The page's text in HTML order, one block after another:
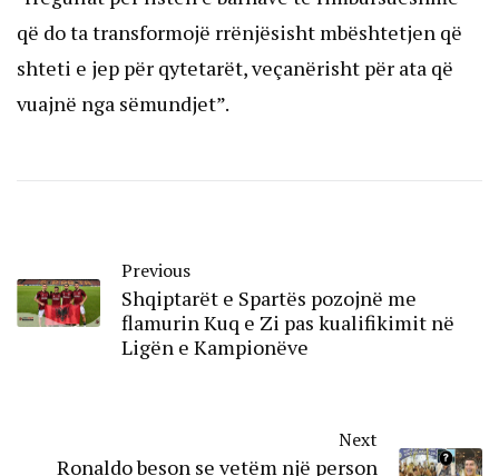
që do ta transformojë rrënjësisht mbështetjen që
shteti e jep për qytetarët, veçanërisht për ata që
vuajnë nga sëmundjet”.
Previous
Shqiptarët e Spartës pozojnë me
flamurin Kuq e Zi pas kualifikimit në
Ligën e Kampionëve
Next
Ronaldo beson se vetëm një person